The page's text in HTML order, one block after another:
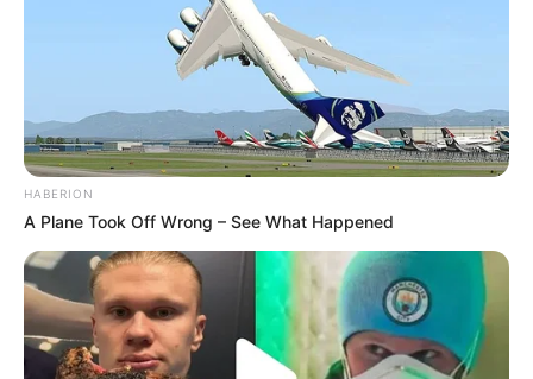
HABERION
A Plane Took Off Wrong – See What Happened